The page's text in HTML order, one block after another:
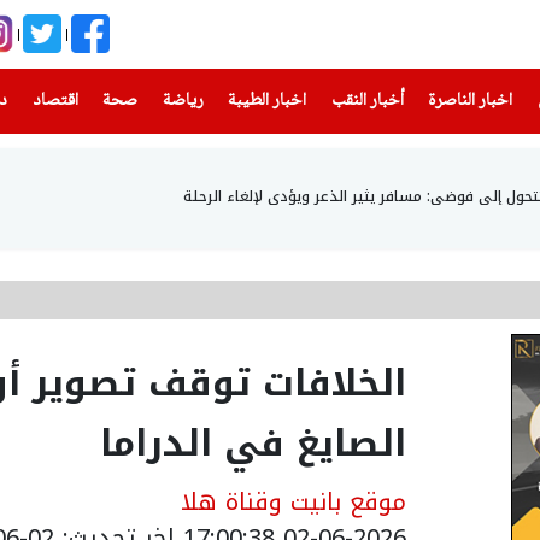
اخبار الناصرة
(current) أخبار النقب اخبار الطيبة(current) رياضة
(current) صحة(current) اقتصاد
إلى فوضى: مسافر يثير الذعر ويؤدى لإلغاء الرحلة
الخلافات توقف
الصايغ في الدراما
موقع بانيت وقناة هلا